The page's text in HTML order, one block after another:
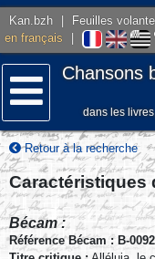
Kan.bzh Feuilles
en français
Menu
Chansons
dans les
Retour à la recherche
Caractéristiques
Bécam :
Référence Bécam : B-